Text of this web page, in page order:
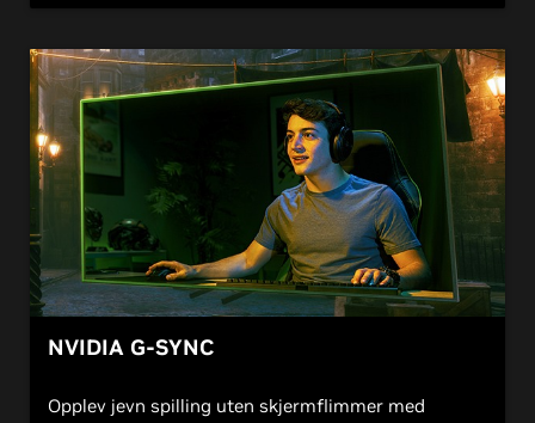
NVIDIA G-SYNC
Opplev jevn spilling uten skjermflimmer med